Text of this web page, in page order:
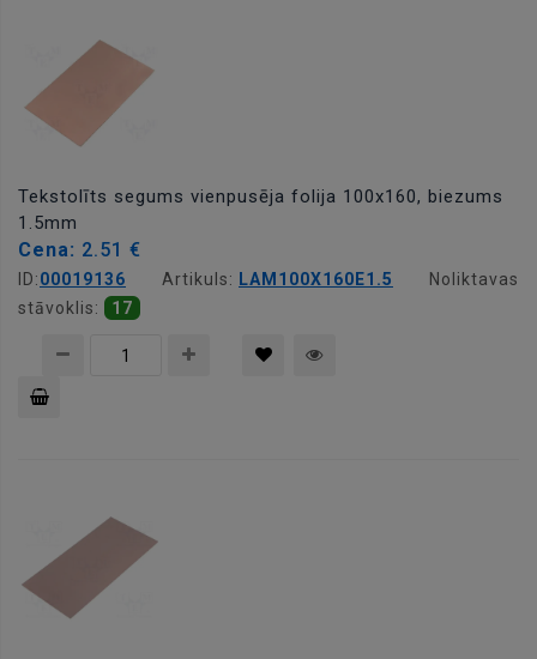
Tekstolīts segums vienpusēja folija 100x160, biezums
1.5mm
Cena: 2.51 €
ID:00019136 Artikuls: LAM100X160E1.5
Noliktavas
stāvoklis:
17